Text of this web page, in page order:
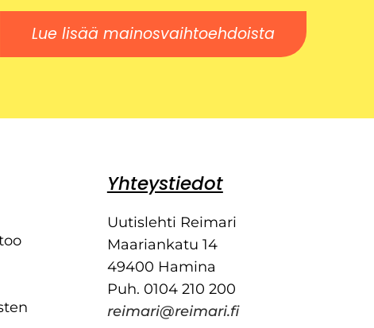
Lue lisää mainosvaihtoehdoista
Yhteystiedot
Uutislehti Reimari
Maariankatu 14
49400 Hamina
Puh. 0104 210 200
reimari@reimari.fi